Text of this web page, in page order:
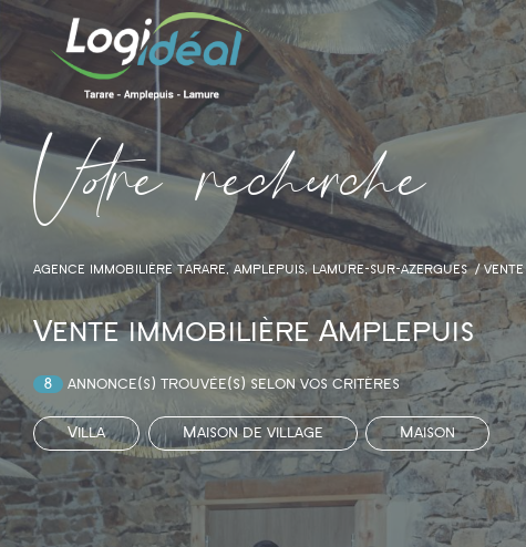
Vore recece
AGENCE IMMOBILIÈRE TARARE, AMPLEPUIS, LAMURE-SUR-AZERGUES VENTE
Vente immobilière Amplepuis
8 annonce(s) trouvée(s) selon vos critères
Villa Maison de village Maison